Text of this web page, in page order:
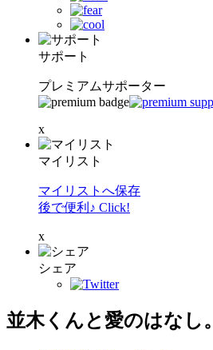
サポート
プレミアムサポーター
x
マイリスト
マイリストへ保存
後で便利♪ Click!
x
シェア
並木くんと愛のはなし。